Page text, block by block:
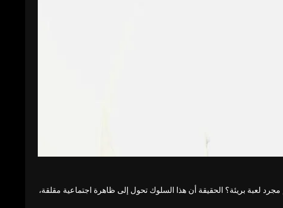
لعبة بريئة؟ الحقيقة أن هذا السلوك تحول إلى ظاهرة اجتماعية مقلقة،